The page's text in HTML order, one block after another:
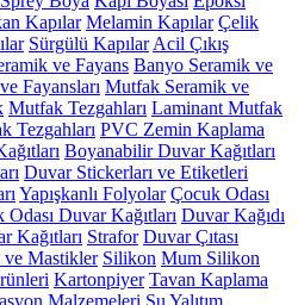
Kapılar Melamin Kapılar Çelik
Sürgülü Kapılar Acil Çıkış
ve Fayans Banyo Seramik ve
Fayansları Mutfak Seramik ve
Mutfak Tezgahları Laminant Mutfak
Tezgahları PVC Zemin Kaplama
Boyanabilir Duvar Kağıtları
Duvar Stickerları ve Etiketleri
Yapışkanlı Folyolar Çocuk Odası
Odası Duvar Kağıtları Duvar Kağıdı
Kağıtları Strafor Duvar Çıtası
Mastikler Silikon Mum Silikon
Kartonpiyer Tavan Kaplama
Malzemeleri Su Yalıtım